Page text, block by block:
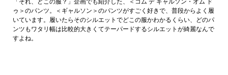
ゥ＞のパンツ。＜ギャルソン＞のパンツがすごく好きで、普段からよく履
いています。履いたらそのシルエットでどこの服かわかるくらい、どのパ
ンツもワタリ幅は比較的大きくてテーパードするシルエットが綺麗なんで
すよね。